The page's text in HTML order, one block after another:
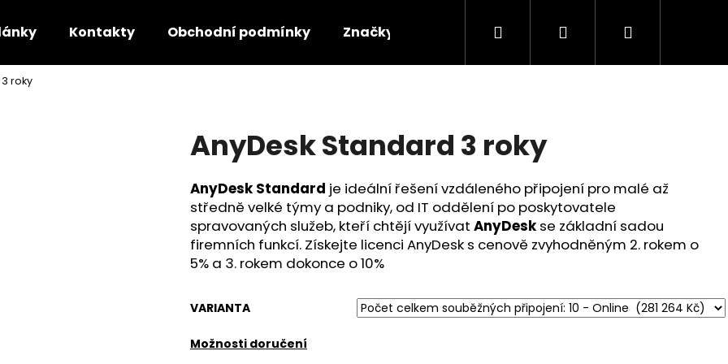
Kontakty Obchodní podmínky Značky Hledat PřihlášeníNákupní
roky
AnyDesk Standard 3 roky
AnyDesk Standard je ideální řešení vzdáleného připojení pro malé až
středně velké týmy a podniky, od IT oddělení po poskytovatele
spravovaných služeb, kteří chtějí využívat AnyDesk se základní sadou
firemních funkcí. Získejte licenci AnyDesk s cenově zvyhodněným 2. rokem o
5% a 3. rokem dokonce o 10%
VARIANTA
Možnosti doručení
Co potřebujete najít?
HLEDAT